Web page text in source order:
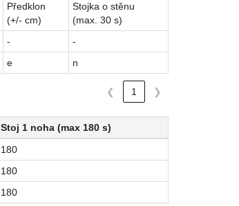
Předklon
(+/- cm)
Stojka o stěnu
(max. 30 s)
-
-
e n
❮ 1 ❯
Stoj 1 noha (max 180 s)
Stoj 1 noha (max 180 s)
180
180
180